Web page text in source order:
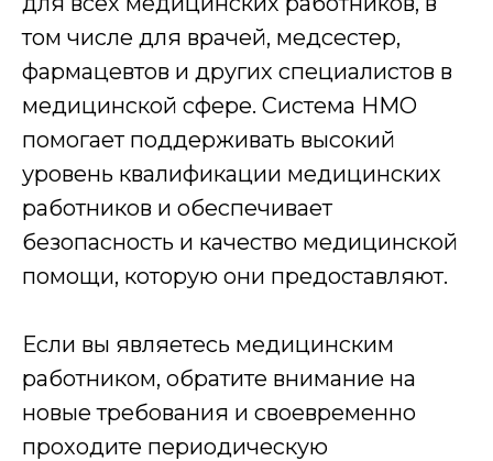
том числе для врачей, медсестер,
фармацевтов и других специалистов в
медицинской сфере. Система НМО
помогает поддерживать высокий
уровень квалификации медицинских
работников и обеспечивает
безопасность и качество медицинской
помощи, которую они предоставляют.
Если вы являетесь медицинским
работником, обратите внимание на
новые требования и своевременно
проходите периодическую
1
Первичная
консультация
Оставьте заявку на сайте или позвоните по
телефону, наш менеджер расскажет и
согласует условия обучения
Договор
оказании образовательных услуг
Оставить заявку